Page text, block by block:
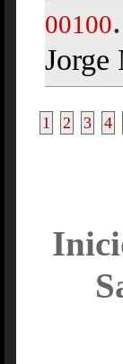
00100.
Jorge
1 2 3 4